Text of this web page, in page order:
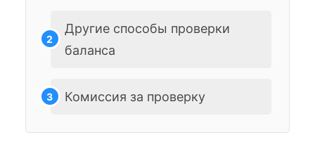
Другие способы проверки
баланса
Комиссия за проверку